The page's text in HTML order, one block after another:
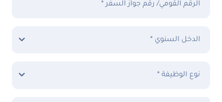
الرقم القومي/ رقم جواز السفر *
الدخل السنوي *
نوع الوظيفة *